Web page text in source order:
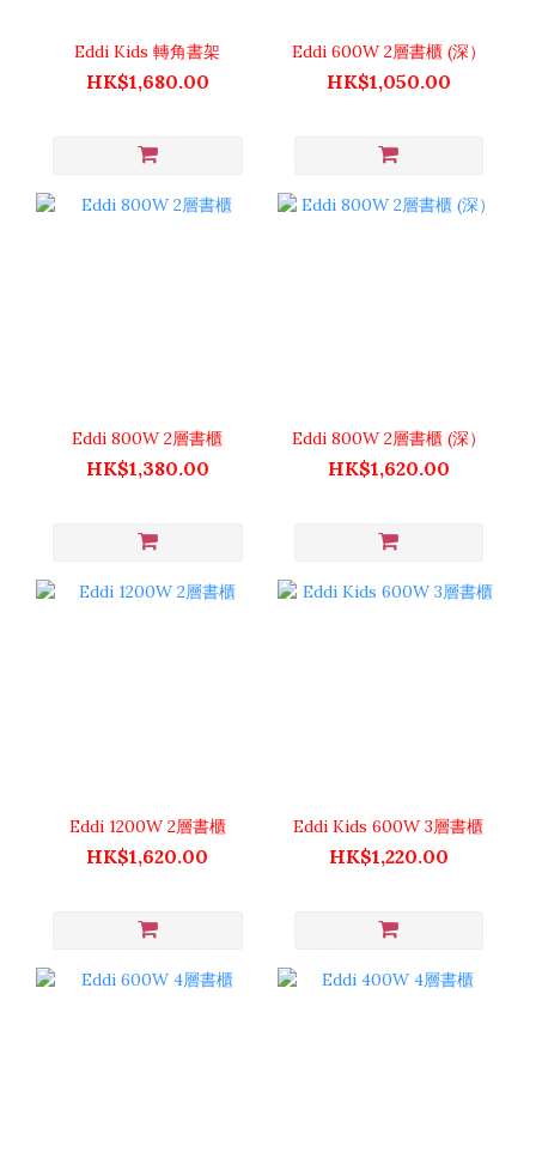
Eddi Kids 轉角書架
HK$1,680.00
Eddi 600W 2層書櫃 (深）
HK$1,050.00
Eddi 800W 2層書櫃
HK$1,380.00
Eddi 800W 2層書櫃 (深）
HK$1,620.00
Eddi 1200W 2層書櫃
HK$1,620.00
Eddi Kids 600W 3層書櫃
HK$1,220.00